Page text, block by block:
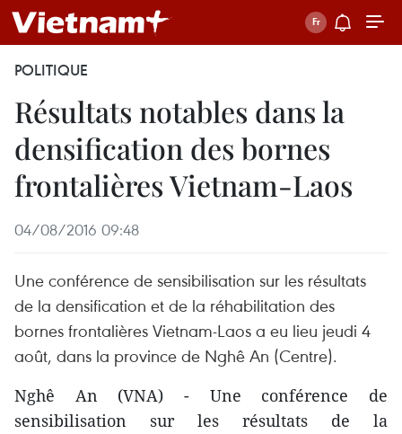
POLITIQUE
Résultats notables dans la
densification des bornes
frontalières Vietnam-Laos
04/08/2016 09:48
Une conférence de sensibilisation sur les résultats
de la densification et de la réhabilitation des
bornes frontalières Vietnam-Laos a eu lieu jeudi 4
août, dans la province de Nghê An (Centre).
Nghê An (VNA) - Une conférence de
sensibilisation sur les résultats de la